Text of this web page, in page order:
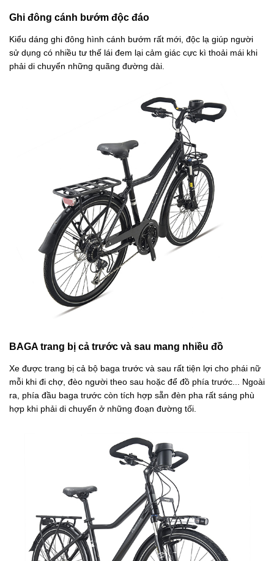
Ghi đông cánh bướm độc đáo
Kiểu dáng ghi đông hình cánh bướm rất mới, độc lạ giúp người
sử dụng có nhiều tư thế lái đem lại cảm giác cực kì thoải mái khi
phải di chuyển những quãng đường dài.
BAGA trang bị cả trước và sau mang nhiều đồ
Xe được trang bị cả bộ baga trước và sau rất tiện lợi cho phái nữ
mỗi khi đi chợ, đèo người theo sau hoặc để đồ phía trước... Ngoài
ra, phía đầu baga trước còn tích hợp sẵn đèn pha rất sáng phù
hợp khi phải di chuyển ở những đoạn đường tối.